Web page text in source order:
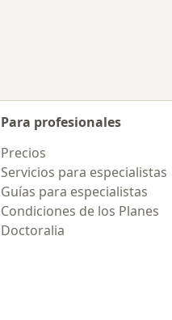
Para profesionales
Precios
Servicios para especialistas
Guías para especialistas
Condiciones de los Planes
Doctoralia